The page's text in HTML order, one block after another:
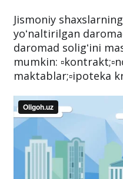
Jismoniy
yoʻnaltirilgan
daromad soligʻini
mumkin:
maktablar;▫️ipoteka